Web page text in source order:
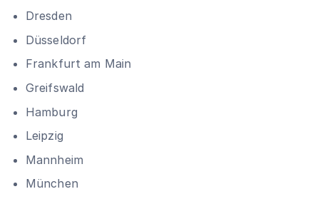
Dresden
Düsseldorf
Frankfurt am Main
Greifswald
Hamburg
Leipzig
Mannheim
München